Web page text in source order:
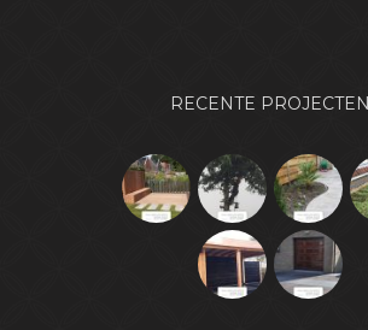
RECENTE PROJECTEN